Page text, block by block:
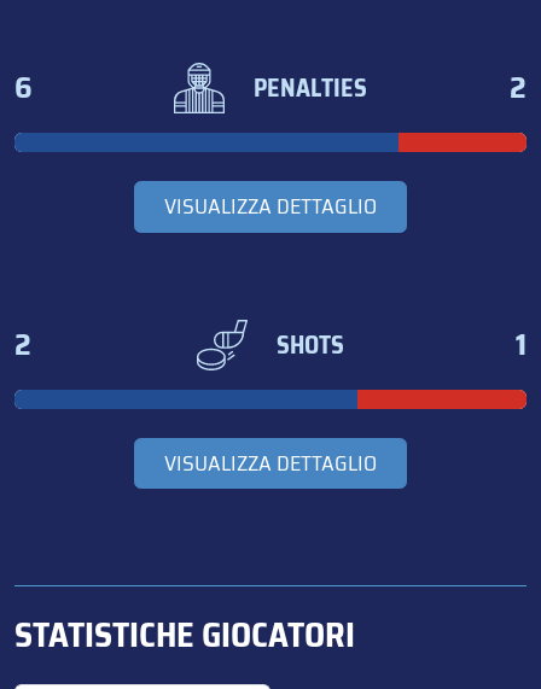
6 PENALTIES 2
VISUALIZZA DETTAGLIO
2 SHOTS 1
VISUALIZZA DETTAGLIO
STATISTICHE GIOCATORI